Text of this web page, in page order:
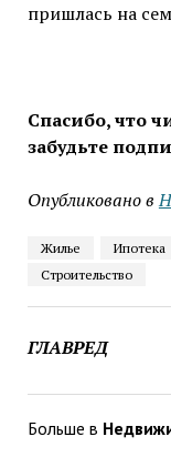
пришлась на
Спасибо, что
забудьте
Опубликовано в
Жилье Ипотека
Строительство
ГЛАВРЕД
Больше в